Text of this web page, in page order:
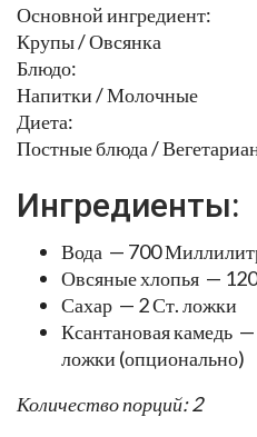
Основной ингредиент:
Крупы / Овсянка
Блюдо:
Напитки / Молочные
Диета:
Постные блюда /
Ингредиенты:
Вода — 700
Овсяные хлопья —
Сахар — 2 Ст. ложки
Ксантановая камедь
ложки (опционально)
Количество порций: 2